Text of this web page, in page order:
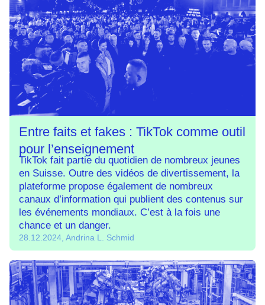
Entre faits et fakes : TikTok comme outil
pour l’enseignement
TikTok fait partie du quotidien de nombreux jeunes
en Suisse. Outre des vidéos de divertissement, la
plateforme propose également de nombreux
canaux d’information qui publient des contenus sur
les événements mondiaux. C’est à la fois une
chance et un danger.
28.12.2024, Andrina L. Schmid